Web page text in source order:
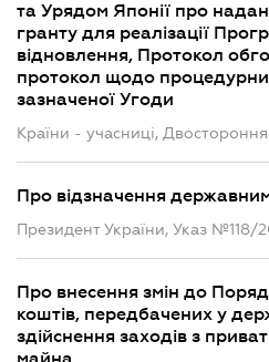
та Урядом Японії про
гранту для реалізації
відновлення, Протокол
протокол щодо
зазначеної Угоди
Країни - учасниці,
Про відзначення
Президент України, Указ №118/
Про внесення змін до
коштів, передбачених у
здійснення заходів з